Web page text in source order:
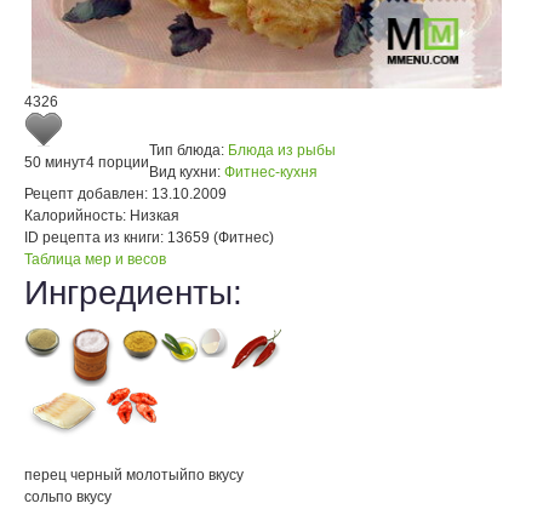
4326
50 минут4 порции
Тип блюда: Блюда из рыбы
Вид кухни: Фитнес-кухня
Рецепт добавлен: 13.10.2009
Калорийность: Низкая
ID рецепта из книги: 13659 (Фитнес)
Таблица мер и весов
Ингредиенты:
перец черный молотыйпо вкусу
сольпо вкусу